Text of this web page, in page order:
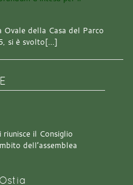
della Casa del Parco
si è svolto[…]
il Consiglio
dell’assemblea